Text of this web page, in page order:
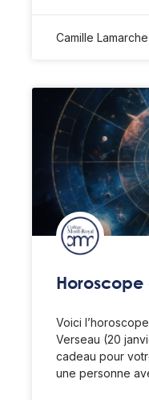
Camille Lamarche
Voici
Verseau (20
cadeau pour
une personne